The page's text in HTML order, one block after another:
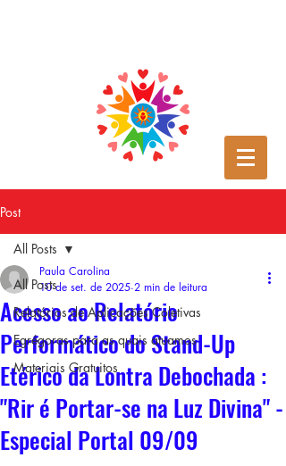
Post
All Posts
Relatórios de Aplicações Coletivas
Egrégoras para as quais atuamos
Materiais Gratuitos
All Posts
Acesso ao Relatório
Performático do Stand-Up
Etérico da Lontra Debochada :
"Rir é Portar-se na Luz Divina" -
Especial Portal 09/09
Paula Carolina
10 de set. de 2025 2 min de leitura